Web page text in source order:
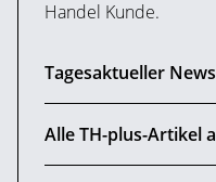
Handel Kunde.
Tagesaktueller
Alle TH-plus-Artikel